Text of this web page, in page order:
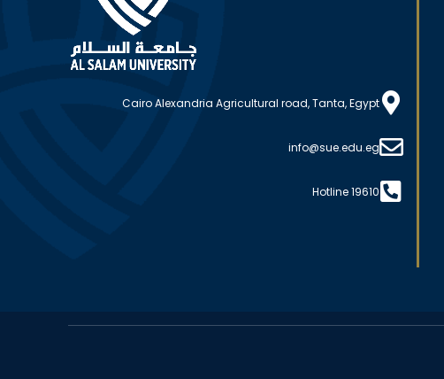
Cairo Alexandria Agricultural road, Tanta, Egypt
info@sue.edu.eg
Hotline 19610